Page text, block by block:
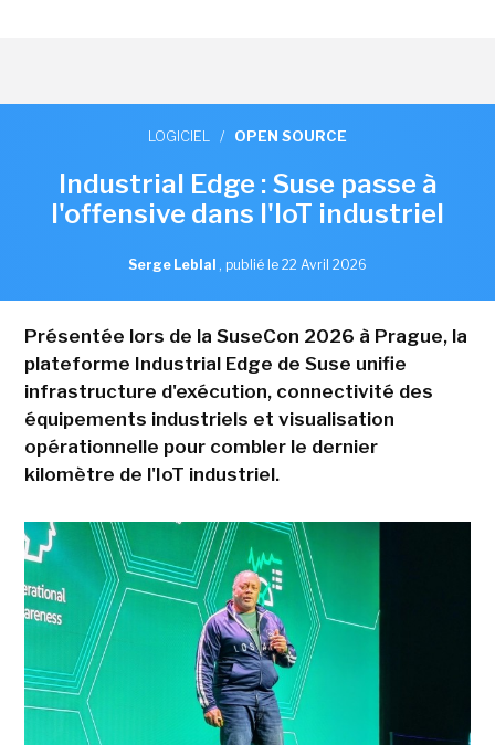
LOGICIEL / OPEN SOURCE
Industrial Edge : Suse passe à
l'offensive dans l'IoT industriel
Serge Leblal , publié le 22 Avril 2026
Présentée lors de la SuseCon 2026 à Prague, la
plateforme Industrial Edge de Suse unifie
infrastructure d'exécution, connectivité des
équipements industriels et visualisation
opérationnelle pour combler le dernier
kilomètre de l'IoT industriel.